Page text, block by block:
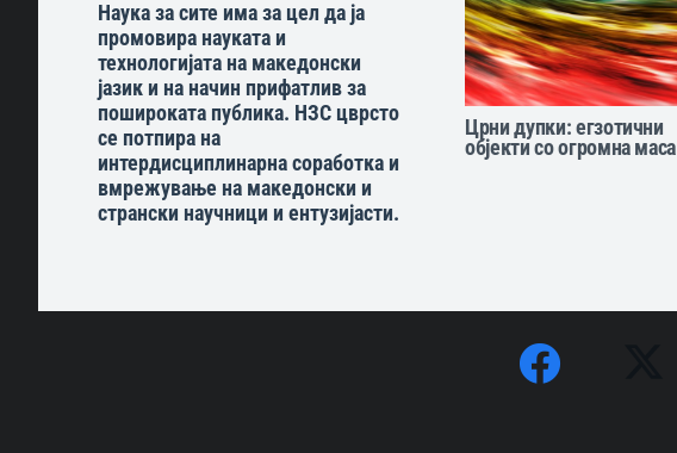
Наука за сите има за цел да ја
промовира науката и
технологијата на македонски
јазик и на начин прифатлив за
пошироката публика. НЗС цврсто
се потпира на
интердисциплинарна соработка и
вмрежување на македонски и
странски научници и ентузијасти.
Црни дупки: егзотични
објекти со огромна маса